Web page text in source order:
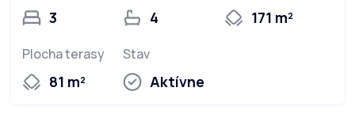
3 4 171 m²
Plocha terasy
81 m²
Stav
Aktívne